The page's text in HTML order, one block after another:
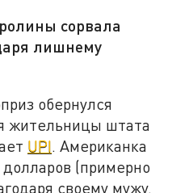
сорвала
лишнему
обернулся
жительницы штата
UPI. Американка
(примерно
своему мужу.